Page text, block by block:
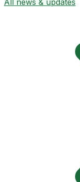
All news & updates